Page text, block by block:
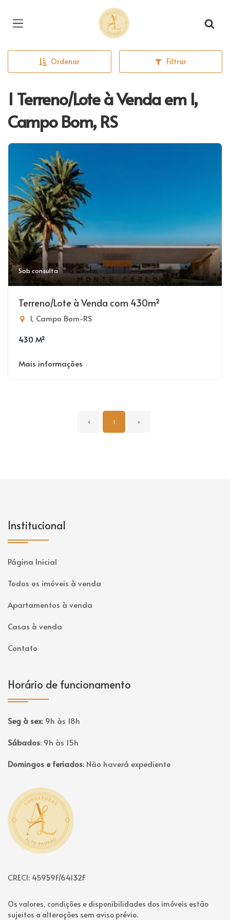
Página inicial
Ordenar Filtrar
1 Terreno/Lote à Venda em I,
Campo Bom, RS
Sob consulta
Terreno/Lote à Venda com 430m²
I, Campo Bom-RS
430 M²
Mais informações
‹ 1 ›
Institucional
Página Inicial
Todos os imóveis à venda
Apartamentos à venda
Casas à venda
Contato
Horário de funcionamento
Seg à sex: 9h às 18h
Sábados: 9h às 15h
Domingos e feriados: Não haverá expediente
Página inicial
CRECI: 45959F/64132F
Os valores, condições e disponibilidades dos imóveis estão
sujeitos a alterações sem aviso prévio.